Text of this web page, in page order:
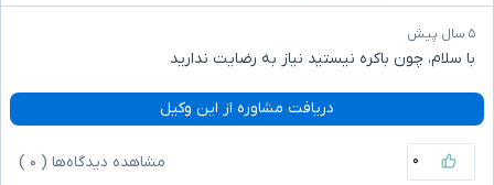
۵ سال پیش
با سلام، چون باکره نیستید نیاز به رضایت ندارید
دریافت مشاوره از این وکیل
۰ مشاهده دیدگاه‌ها ( ۰